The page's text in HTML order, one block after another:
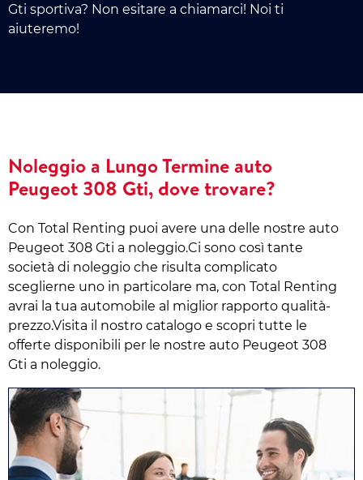
Gti sportiva? Non esitare a chiamarci! Noi ti
aiuteremo!
Noleggio a Lungo Termine auto
Peugeot 308 Gti, dove trovare?
Con Total Renting puoi avere una delle nostre auto
Peugeot 308 Gti a noleggio.Ci sono così tante
società di noleggio che risulta complicato
sceglierne uno in particolare ma, con Total Renting
avrai la tua automobile al miglior rapporto qualità-
prezzo.Visita il nostro catalogo e scopri tutte le
offerte disponibili per le nostre auto Peugeot 308
Gti a noleggio.